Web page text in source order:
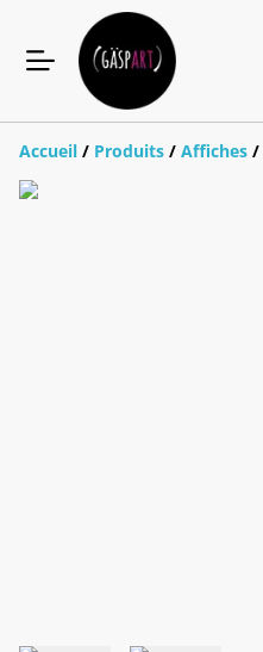
Accueil / Produits / Affiches /